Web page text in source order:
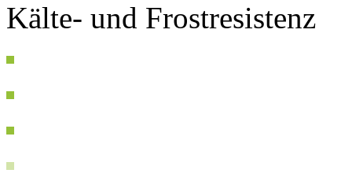
Kälte- und Frostresistenz